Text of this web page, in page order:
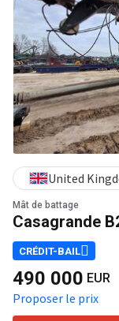
Mât de battage
Casagrande
United
CRÉDIT-BAIL
490 000 EUR
Proposer le prix